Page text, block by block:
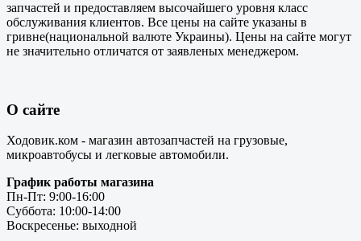
запчастей и предоставляем высочайшего уровня класс
обслуживания клиентов. Все цены на сайте указаны в
гривне(национальной валюте Украины). Цены на сайте могут
не значительно отличатся от заявленых менеджером.
О сайте
Ходовик.ком - магазин автозапчастей на грузовые,
микроавтобусы и легковые автомобили.
График работы магазина
Пн-Пт: 9:00-16:00
Суббота: 10:00-14:00
Воскресенье: выходной